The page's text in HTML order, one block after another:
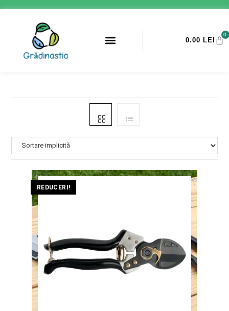
0.00 LEI
0
REDUCERI!